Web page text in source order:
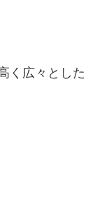
く広々とした